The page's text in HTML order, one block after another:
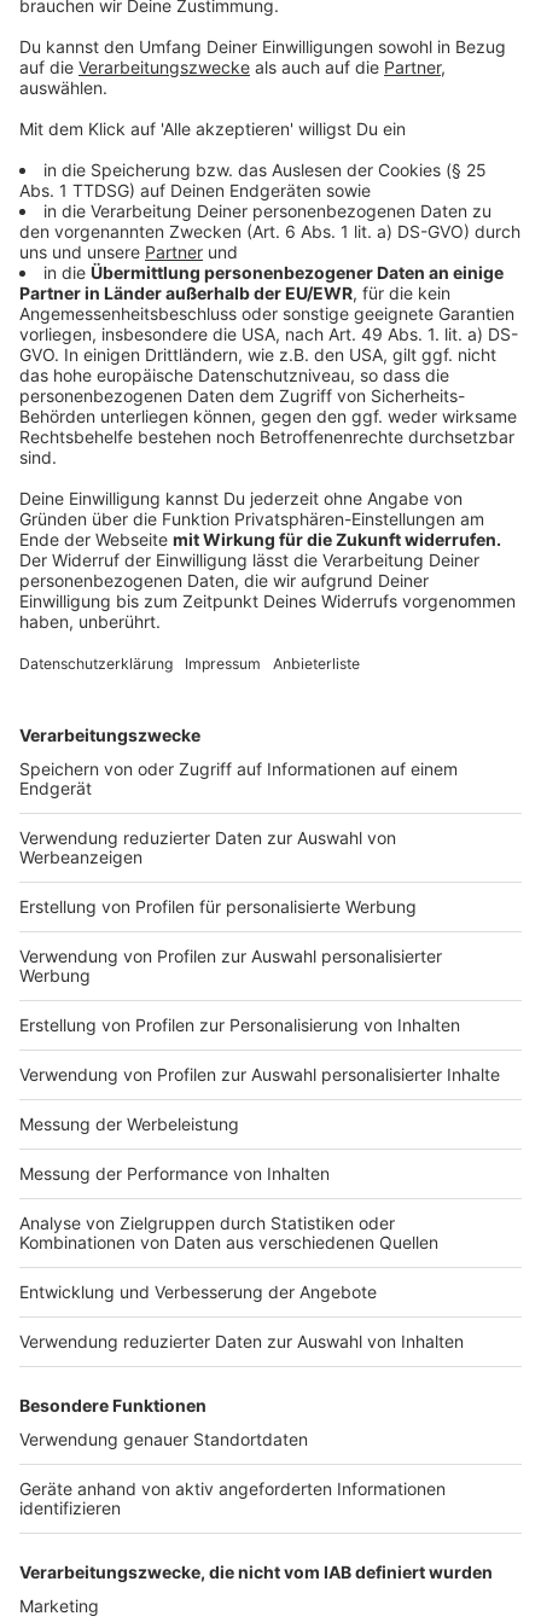
Notdurft verrichten und nicht mehr auf öffentliche
Orte im Viertel - beispielsweise in Grünbepflanzungen
oder zwischen parkende Fahrzeuge - ausweichen.
Weitere Baumaßnahmen Mit dem Abschluss der
Arbeiten des Szenebereichs beginnen die weiteren
Maßnahmen im mittleren und südlichen Teil des
Bremer Platzes. "Indem wir in diesen Bereichen neue
und vielfältige Nutzungsmöglichkeiten schaffen,
möchten wir die Situation für die Anliegenden
verbessern", sagt Arno Minas, Dezernent für
Wohnungsversorgung, Immobilien und Nachhaltigkeit
der Stadt Münster. "Mit der Fertigstellung des
nördlichen Teils befinden wir uns nun auf der
Zielgeraden bei der Neu- und Umgestaltung."
Anzeige
©Stadt Münster
Die neuen Toiletten sind von einer schneckenförmigen,
anderthalb Meter hohen Metallwand umgeben. Um
eine soziale Kontrolle zu ermöglichen, verfügen sie
Die Interimsfläche, auf der sich die Drogenszene
zuletzt aufgehalten hat, wird derzeit sukzessive
zurückgebaut. Auf eine sofortige Schließung hat die
Stadt bewusst verzichtet. "Es ist zu befürchten, dass
dies zu einer Ablehnungsreaktion der Szene führen
könnte, die in einer mangelnden Akzeptanz für den
neugestalteten Bereich und einer Verteilung der
suchtkranken Menschen ins Viertel mündet", sagt
Cornelia Wilkens. Gegenüber vom Hansator errichtet
die Stadt eine Brunnen-Anlage sowie weitere
Sitzgelegenheiten. Die Vorbereitungen dafür laufen.
Zudem starten die Arbeiten an der Wegeverbindung
zur Montessori-Schule. Der mittlere Bereich der
Grünfläche dient künftig als grüne Mitte und
"Eingangstor" zum Hansaviertel.
Anzeige
Platzes im südlichen Bereich. In diesem Teil der
Bewegungsfläche unter anderem mit einer
sogenannten Calisthenics-Anlage für Kraft- und
Ausdauersport. Ein erhöhter Bereich steht als Bühne
für Veranstaltungen im Quartier zur Verfügung. Die
Spielgeräte sind so gewählt, dass sie für verschiedene
Anzeige